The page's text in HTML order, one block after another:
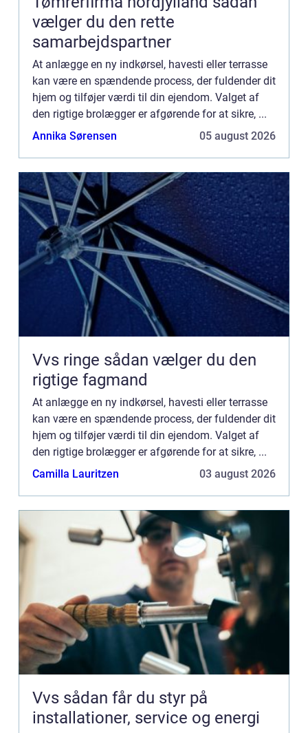
vælger du den rette
samarbejdspartner
At anlægge en ny indkørsel, havesti eller terrasse
kan være en spændende process, der fuldender dit
hjem og tilføjer værdi til din ejendom. Valget af
den rigtige brolægger er afgørende for at sikre, ...
Annika Sørensen
05 august 2026
Vvs ringe sådan vælger du den
rigtige fagmand
At anlægge en ny indkørsel, havesti eller terrasse
kan være en spændende process, der fuldender dit
hjem og tilføjer værdi til din ejendom. Valget af
den rigtige brolægger er afgørende for at sikre, ...
Camilla Lauritzen
03 august 2026
Vvs sådan får du styr på
installationer, service og energi